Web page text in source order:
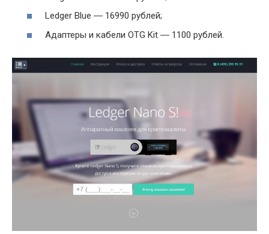
Ledger Blue ― 16990 рублей;
Адаптеры и кабели OTG Kit ― 1100 рублей.